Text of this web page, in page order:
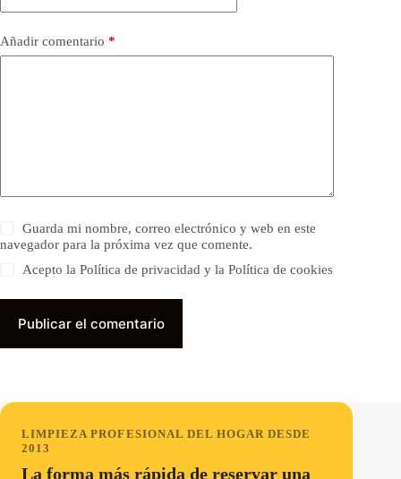
Añadir comentario *
Guarda mi nombre, correo electrónico y web en este
navegador para la próxima vez que comente.
Acepto la Política de privacidad y la Política de cookies
Publicar el comentario
LIMPIEZA PROFESIONAL DEL HOGAR DESDE
2013
La forma más rápida de reservar una